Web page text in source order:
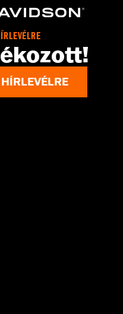
5.25” / HEEL HEIGHT: